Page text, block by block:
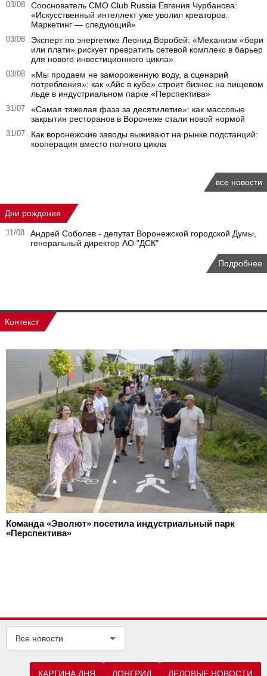
03/08
Сооснователь CMO Club Russia Евгения Чурбанова:
«Искусственный интеллект уже уволил креаторов.
Маркетинг — следующий»
03/08
Эксперт по энергетике Леонид Воробей: «Механизм «бери
или плати» рискует превратить сетевой комплекс в барьер
для нового инвестиционного цикла»
03/08
«Мы продаем не замороженную воду, а сценарий
потребления»: как «Айс в кубе» строит бизнес на пищевом
льде в индустриальном парке «Перспектива»
31/07
«Самая тяжелая фаза за десятилетие»: как массовые
закрытия ресторанов в Воронеже стали новой нормой
31/07
Как воронежские заводы выживают на рынке подстанций:
кооперация вместо полного цикла
все новости
Дни рождения
11/08
Андрей Соболев - депутат Воронежской городской Думы,
генеральный директор АО "ДСК"
Подробнее
Контекст
Команда «Эволют» посетила индустриальный парк
«Перспектива»
Все новости
КАРТИНА ДНЯ ЛОНГРИД ДЕЛОВЫЕ НОВОСТИ